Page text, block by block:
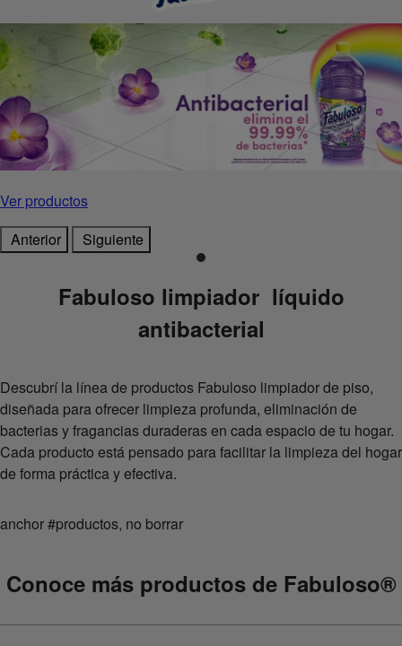
Ver productos
Anterior
Siguiente
Fabuloso limpiador líquido
antibacterial
Descubrí la línea de productos Fabuloso limpiador de piso,
diseñada para ofrecer limpieza profunda, eliminación de
bacterias y fragancias duraderas en cada espacio de tu hogar.
Cada producto está pensado para facilitar la limpieza del hogar
de forma práctica y efectiva.
anchor #productos, no borrar
Conoce más productos de Fabuloso®